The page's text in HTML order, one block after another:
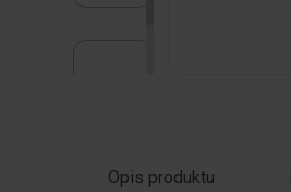
Opis produktu